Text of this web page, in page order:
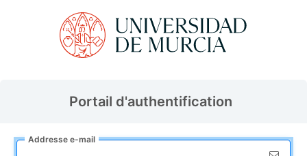
Portail d'authentification
Addresse e-mail